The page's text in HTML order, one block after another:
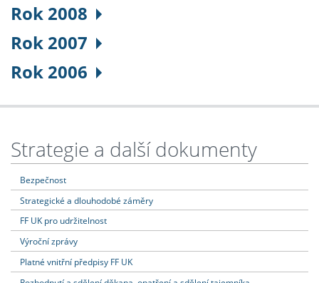
Rok 2008
Rok 2007
Rok 2006
Strategie a další dokumenty
Bezpečnost
Strategické a dlouhodobé záměry
FF UK pro udržitelnost
Výroční zprávy
Platné vnitřní předpisy FF UK